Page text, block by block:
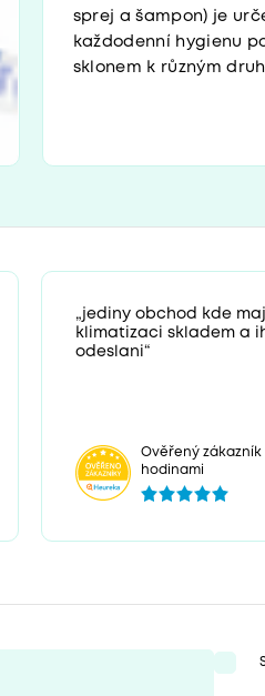
sprej a šampon) je
každodenní hygienu
sklonem k různým
„jediny obchod kde maji
klimatizaci skladem a
odeslani“
Ověřený zákazník
hodinami